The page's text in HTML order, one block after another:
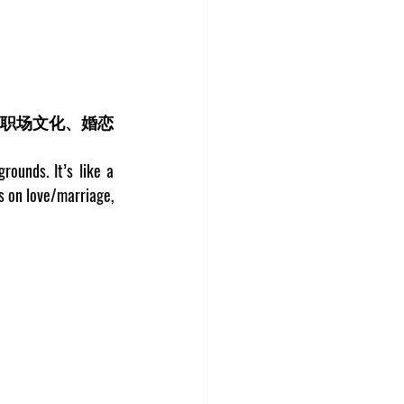
场文化、婚恋
It’s like a
on love/marriage,